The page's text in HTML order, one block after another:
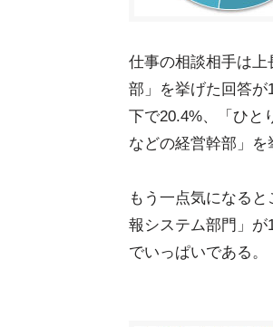
仕事の相談相手は
部」を挙げた回答
下で20.4%、「ひと
などの経営幹部」を
もう一点気になる
報システム部門」が
でいっぱいである。